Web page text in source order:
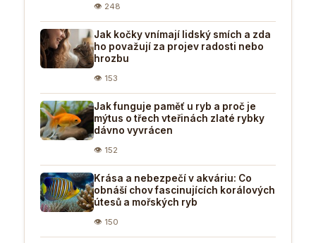
👁 248
Jak kočky vnímají lidský smích a zda
ho považují za projev radosti nebo
hrozbu
👁 153
Jak funguje paměť u ryb a proč je
mýtus o třech vteřinách zlaté rybky
dávno vyvrácen
👁 152
Krása a nebezpečí v akváriu: Co
obnáší chov fascinujících korálových
útesů a mořských ryb
👁 150